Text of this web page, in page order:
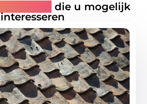
die u mogelijk
interesseren